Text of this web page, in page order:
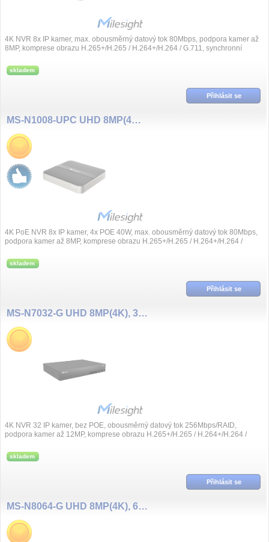
4K NVR 8x IP kamer, max. obousměrný datový tok 80Mbps, podpora kamer až
8MP, komprese obrazu H.265+/H.265 / H.264+/H.264 / G.711, synchronní
skladem
Přihlásit se
MS-N1008-UPC UHD 8MP(4K), 8 kanál NVR, 4x PoE
4K PoE NVR 8x IP kamer, 4x POE 40W, max. obousměrný datový tok 80Mbps,
podpora kamer až 8MP, komprese obrazu H.265+/H.265 / H.264+/H.264 /
skladem
Přihlásit se
MS-N7032-G UHD 8MP(4K), 32 kanál NVR Pro, bez PoE, ALARM
4K NVR 32 IP kamer, bez POE, obousměrný datový tok 256Mbps/RAID,
podpora kamer až 12MP, komprese obrazu H.265+/H.265 / H.264+/H.264 /
skladem
Přihlásit se
MS-N8064-G UHD 8MP(4K), 64 kanál NVR Pro, bez PoE, ALARM